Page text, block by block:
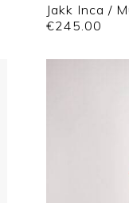
Jakk Inca /
€245.00